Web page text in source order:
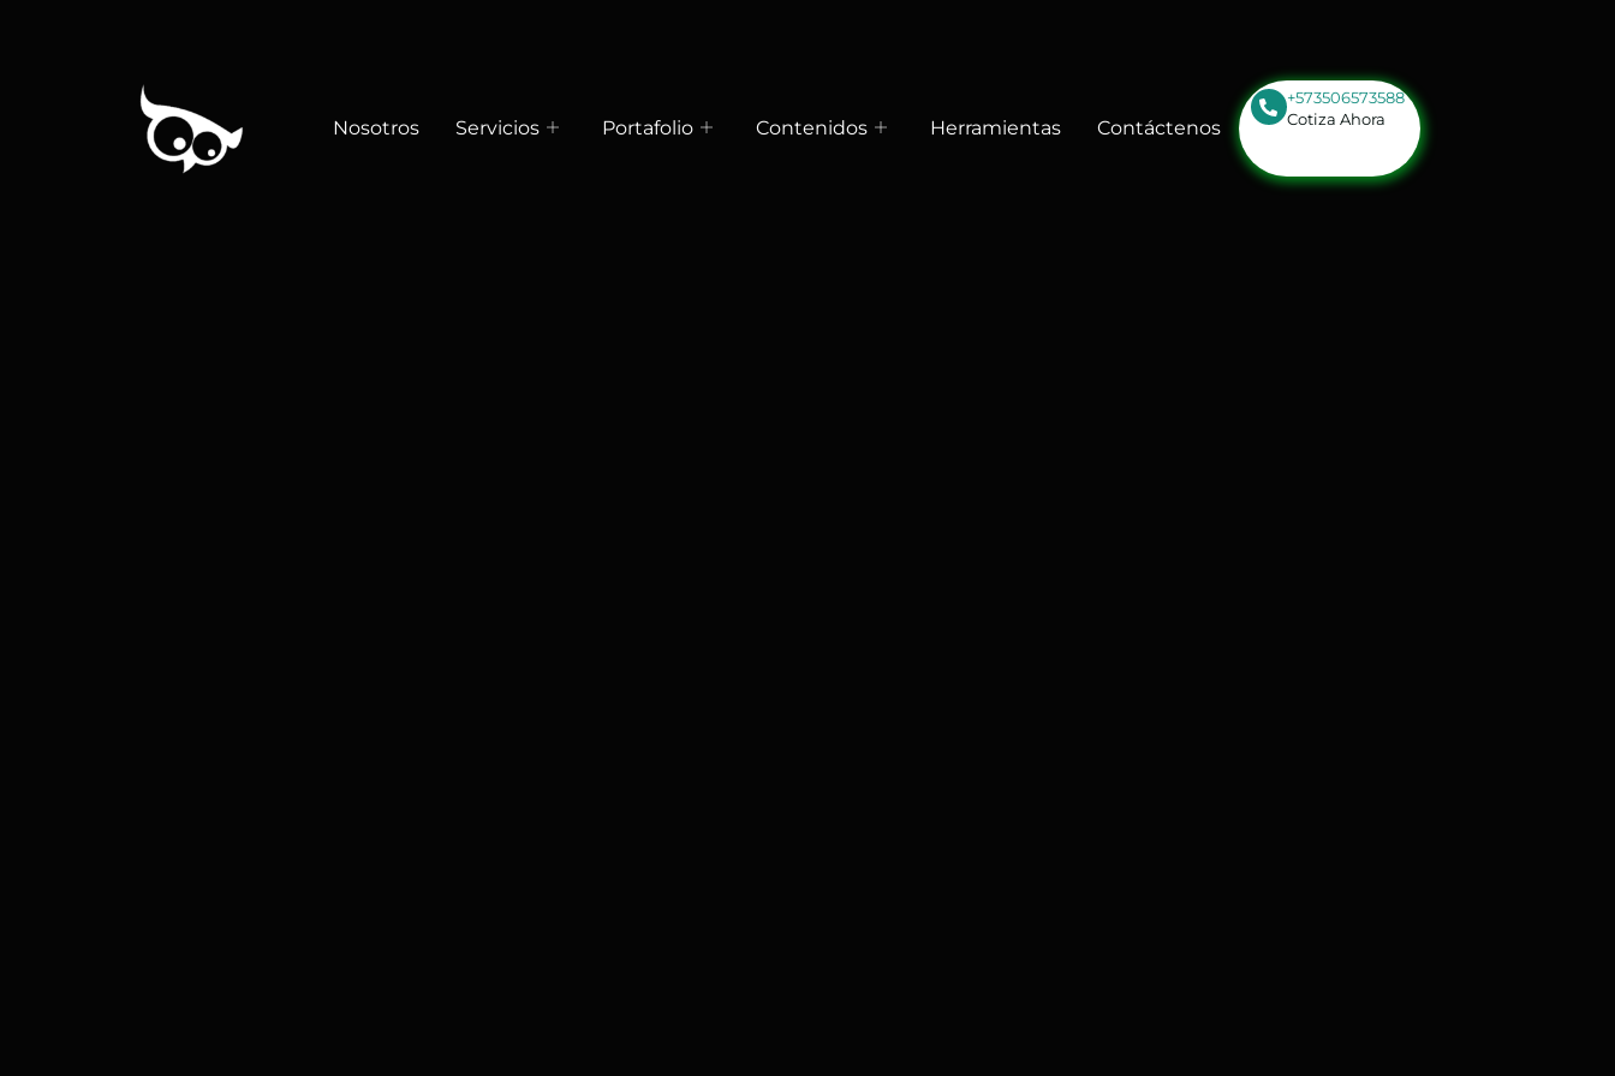
Nosotros Servicios Portafolio Contenidos Herramientas Contáctenos
+573506573588
Cotiza Ahora